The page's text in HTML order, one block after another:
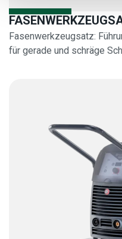
Fasenwerkzeugsatz:
für gerade und schräge